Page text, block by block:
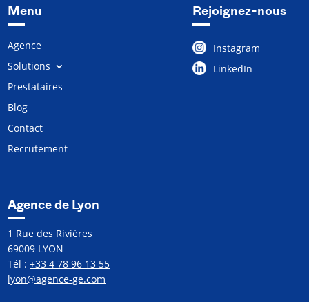
Menu
Agence
Solutions
Prestataires
Blog
Contact
Recrutement
Rejoignez-nous
Instagram
LinkedIn
Agence de Lyon
1 Rue des Rivières
69009 LYON
Tél :+33 4 78 96 13 55
lyon@agence-ge.com